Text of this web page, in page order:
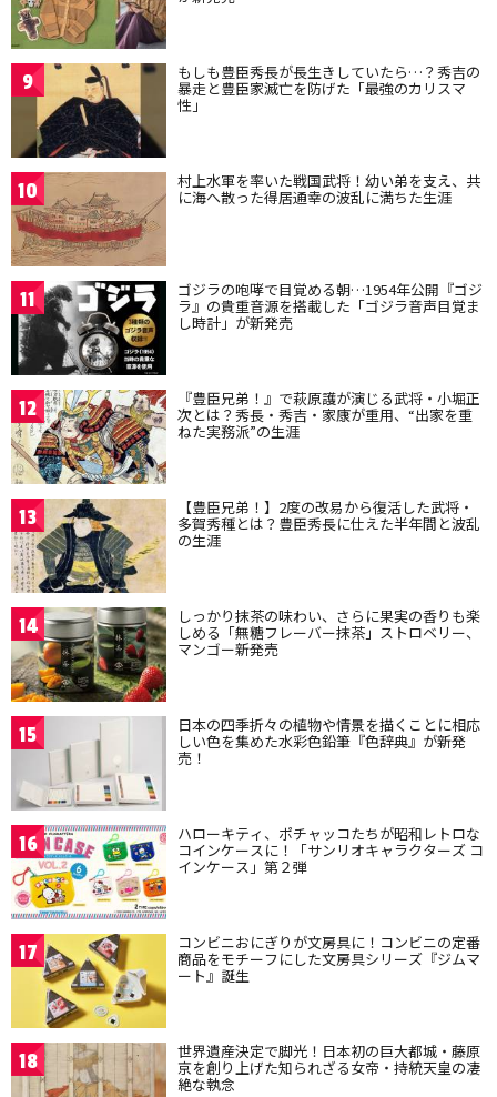
9 もしも豊臣秀長が長生きしていたら…？秀吉の
暴走と豊臣家滅亡を防げた「最強のカリスマ
性」
10 村上水軍を率いた戦国武将！幼い弟を支え、共
に海へ散った得居通幸の波乱に満ちた生涯
11 ゴジラの咆哮で目覚める朝…1954年公開『ゴジ
ラ』の貴重音源を搭載した「ゴジラ音声目覚ま
し時計」が新発売
12 『豊臣兄弟！』で萩原護が演じる武将・小堀正
次とは？秀長・秀吉・家康が重用、“出家を重
ねた実務派”の生涯
13 【豊臣兄弟！】2度の改易から復活した武将・
多賀秀種とは？豊臣秀長に仕えた半年間と波乱
の生涯
14 しっかり抹茶の味わい、さらに果実の香りも楽
しめる「無糖フレーバー抹茶」ストロベリー、
マンゴー新発売
15 日本の四季折々の植物や情景を描くことに相応
しい色を集めた水彩色鉛筆『色辞典』が新発
売！
16 ハローキティ、ポチャッコたちが昭和レトロな
コインケースに！「サンリオキャラクターズ コ
インケース」第２弾
17 コンビニおにぎりが文房具に！コンビニの定番
商品をモチーフにした文房具シリーズ『ジムマ
ート』誕生
18 世界遺産決定で脚光！日本初の巨大都城・藤原
京を創り上げた知られざる女帝・持統天皇の凄
絶な執念